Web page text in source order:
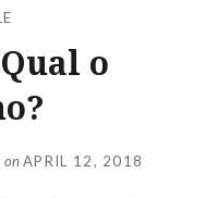
o
onAPRIL 12, 2018